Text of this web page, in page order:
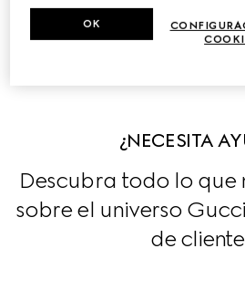
¿NECESITA
Descubra todo lo que
sobre el universo
de
OK